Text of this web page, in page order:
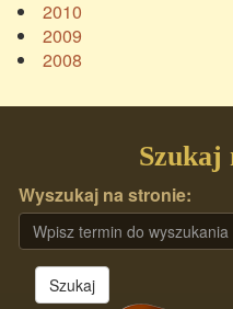
2010
2009
2008
Szukaj
Wyszukaj na stronie:
Szukaj